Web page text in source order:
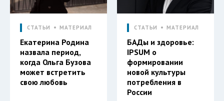
СТАТЬИ МАТЕРИАЛ
Екатерина Родина
назвала период,
когда Ольга Бузова
может встретить
свою любовь
СТАТЬИ МАТЕРИАЛ
БАДы и здоровье:
IPSUM о
формировании
новой культуры
потребления в
России